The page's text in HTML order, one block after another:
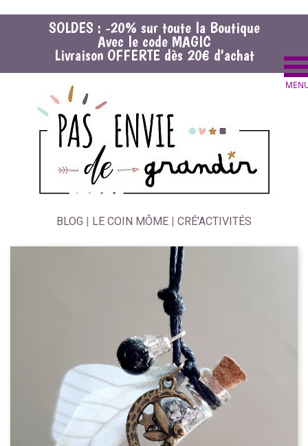
SOLDES : -20% sur toute la Boutique
Avec le code MAGIC
Livraison OFFERTE dès 20€ d'achat
BLOG | LE COIN MÔME | CRÉ'ACTIVITÉS